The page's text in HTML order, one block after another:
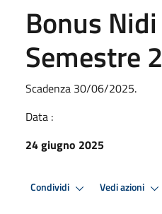
Bonus
Semestre
Scadenza 30/06/2025.
Data :
24 giugno 2025
Condividi Vedi azioni